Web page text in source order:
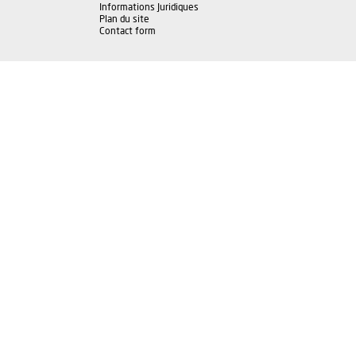
Informations Juridiques
Plan du site
Contact form